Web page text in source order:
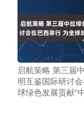
启航策略 第三届
明互鉴国际研讨
球绿色发展贡献“